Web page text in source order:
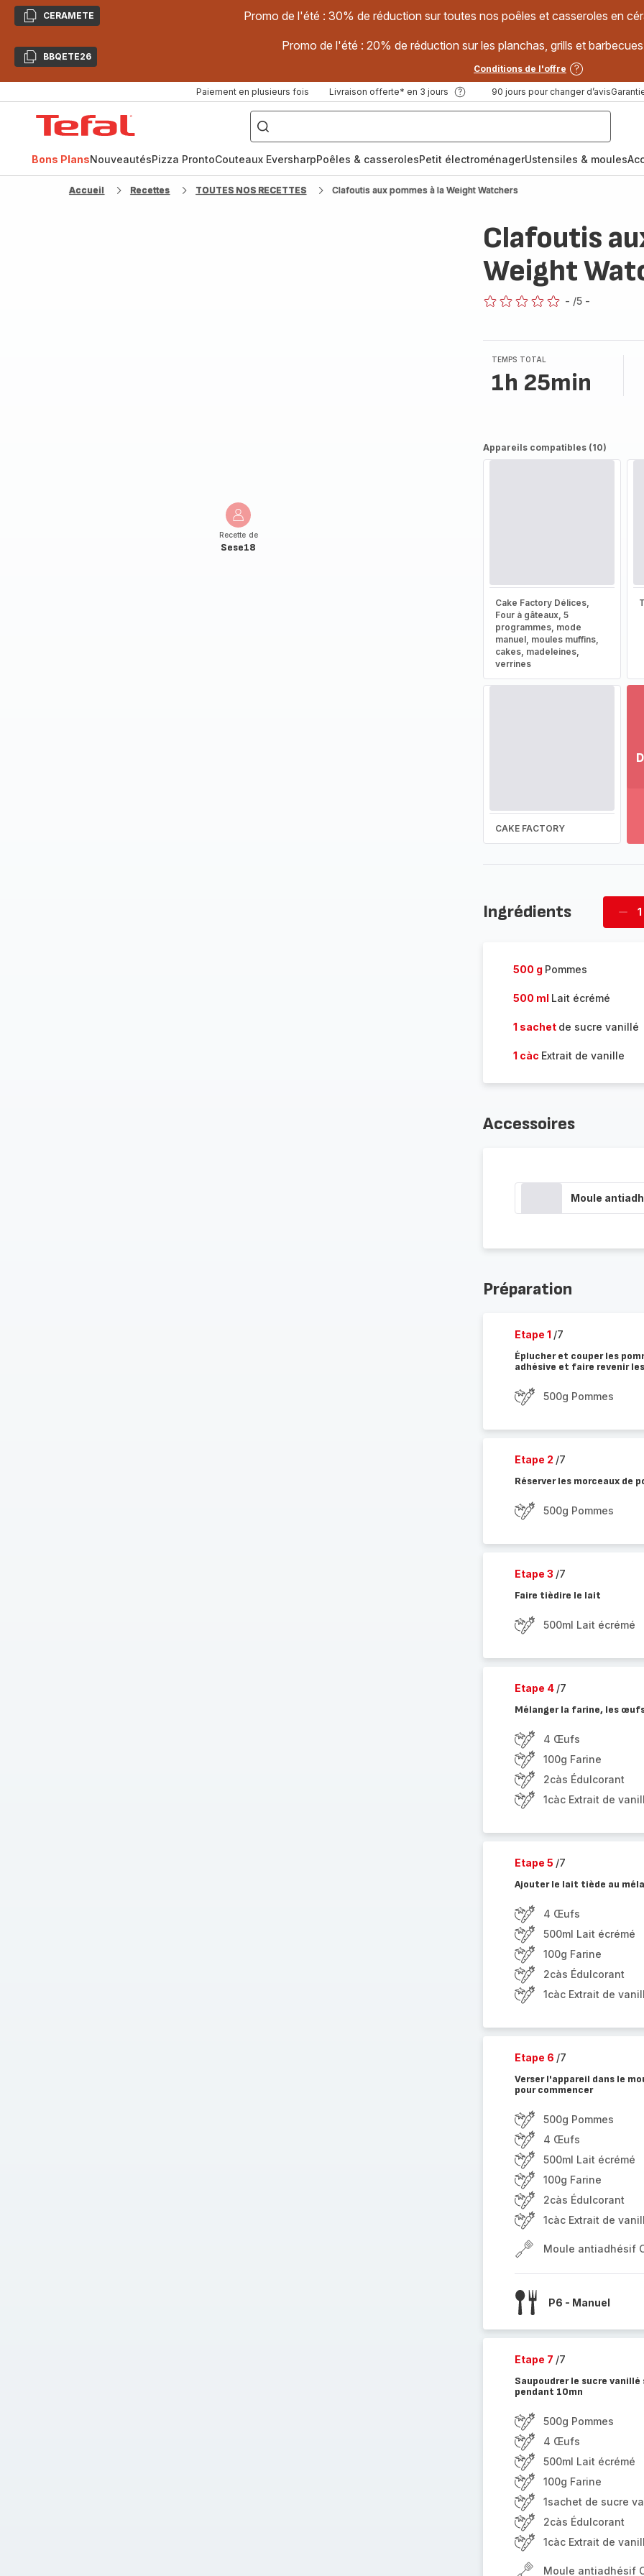
CopierCERAMETE Promo de l'été : 30% de réduction sur toutes nos poêles et casseroles en
CopierBBQETE26
Promo de l'été : 20% de réduction sur les planchas, grills et
Conditions de l'offre
Paiement en plusieurs fois Livraison offerte* en 3 jours 90 jours pour changer d’avis
["Poêles
inox,
Cake
Factory,
Bons PlansNouveautésPizza ProntoCouteaux EversharpPoêles & casserolesPetit électroménagerUstensiles & moules
Accueil Recettes TOUTES NOS RECETTES Clafoutis aux pommes à la Weight Watchers
Recette de
Sese18
Clafoutis
Weight
- /5 -
TEMPS TOTAL
1h 25min
Appareils compatibles (10)
Cake Factory Délices,
Four à gâteaux, 5
programmes, mode
manuel, moules muffins,
cakes, madeleines,
verrines
CAKE FACTORY
la
Ingrédients
500 g Pommes
500 ml Lait écrémé
1 sachet de sucre vanillé
1 càc Extrait de vanille
Accessoires
Moule
Préparation
Etape 1 /7
Éplucher et couper les
adhésive et faire revenir
500g Pommes
Etape 2 /7
Réserver les morceaux de
500g Pommes
Etape 3 /7
Faire tièdire le lait
500ml Lait écrémé
Etape 4 /7
Mélanger la farine, les
4 Œufs
100g Farine
2càs Édulcorant
1càc Extrait de
Etape 5 /7
Ajouter le lait tiède au
4 Œufs
500ml Lait écrémé
100g Farine
2càs Édulcorant
1càc Extrait de
Etape 6 /7
Verser l'appareil dans le
pour commencer
500g Pommes
4 Œufs
500ml Lait écrémé
100g Farine
2càs Édulcorant
1càc Extrait de
Moule antiadhésif
P6 - Manuel
Etape 7 /7
Saupoudrer le sucre
pendant 10mn
500g Pommes
4 Œufs
500ml Lait écrémé
100g Farine
1sachet de sucre
2càs Édulcorant
1càc Extrait de
Moule antiadhésif